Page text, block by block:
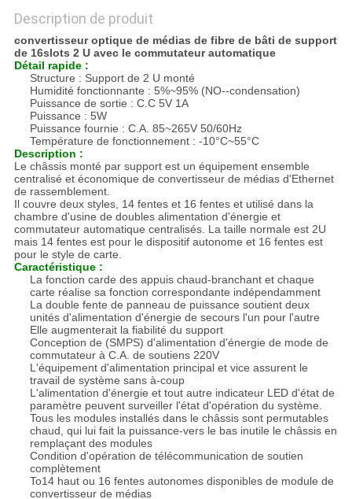
Description de produit
convertisseur optique de médias de fibre de bâti de support
de 16slots 2 U avec le commutateur automatique
Détail rapide :
Structure : Support de 2 U monté
Humidité fonctionnante : 5%~95% (NO--condensation)
Puissance de sortie : C.C 5V 1A
Puissance : 5W
Puissance fournie : C.A. 85~265V 50/60Hz
Température de fonctionnement : -10°C~55°C
Description :
Le châssis monté par support est un équipement ensemble
centralisé et économique de convertisseur de médias d'Ethernet
de rassemblement.
Il couvre deux styles, 14 fentes et 16 fentes et utilisé dans la
chambre d'usine de doubles alimentation d'énergie et
commutateur automatique centralisés. La taille normale est 2U
mais 14 fentes est pour le dispositif autonome et 16 fentes est
pour le style de carte.
Caractéristique :
La fonction carde des appuis chaud-branchant et chaque
carte réalise sa fonction correspondante indépendamment
La double fente de panneau de puissance soutient deux
unités d'alimentation d'énergie de secours l'un pour l'autre
Elle augmenterait la fiabilité du support
Conception de (SMPS) d'alimentation d'énergie de mode de
commutateur à C.A. de soutiens 220V
L'équipement d'alimentation principal et vice assurent le
travail de système sans à-coup
L'alimentation d'énergie et tout autre indicateur LED d'état de
paramètre peuvent surveiller l'état d'opération du système.
Tous les modules installés dans le châssis sont permutables
chaud, qui lui fait la puissance-vers le bas inutile le châssis en
remplaçant des modules
Condition d'opération de télécommunication de soutien
complètement
To14 haut ou 16 fentes autonomes disponibles de module de
convertisseur de médias